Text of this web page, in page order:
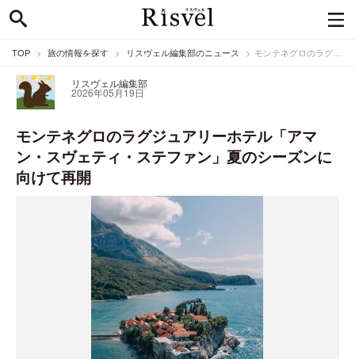
TOP 旅の情報を探す リスヴェル編集部のニュース モンテネグロのラグジュアリーホテル「アマン・スヴェティ・ステファン」夏のシーズンに向けて再開
リスヴェル編集部
2026年05月19日
モンテネグロのラグジュアリーホテル「アマ
ン・スヴェティ・ステファン」夏のシーズンに
向けて再開